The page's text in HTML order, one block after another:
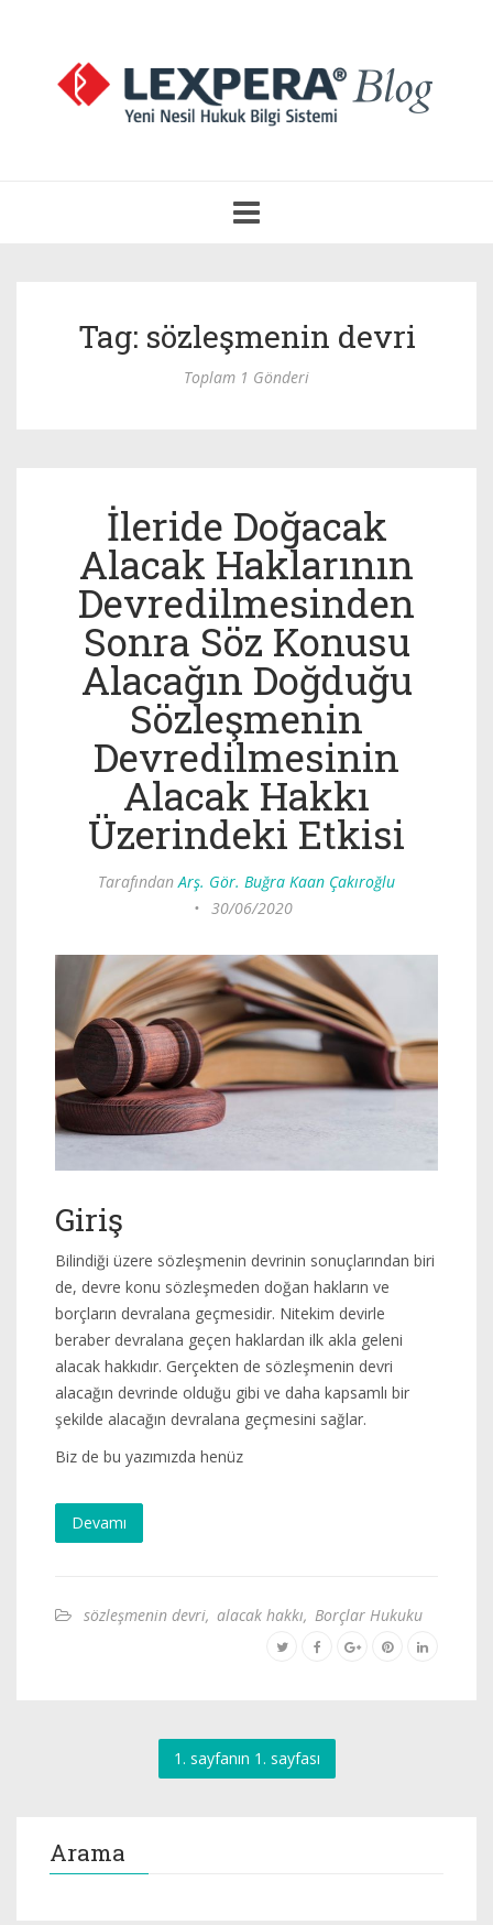
Aç
Tag: sözleşmenin devri
Toplam 1 Gönderi
İleride Doğacak
Alacak Haklarının
Devredilmesinden
Sonra Söz Konusu
Alacağın Doğduğu
Sözleşmenin
Devredilmesinin
Alacak Hakkı
Üzerindeki Etkisi
TarafındanArş. Gör. Buğra Kaan Çakıroğlu
• 30/06/2020
Giriş
Bilindiği üzere sözleşmenin devrinin sonuçlarından biri
de, devre konu sözleşmeden doğan hakların ve
borçların devralana geçmesidir. Nitekim devirle
beraber devralana geçen haklardan ilk akla geleni
alacak hakkıdır. Gerçekten de sözleşmenin devri
alacağın devrinde olduğu gibi ve daha kapsamlı bir
şekilde alacağın devralana geçmesini sağlar.
Biz de bu yazımızda henüz
Devamı
sözleşmenin devri, alacak hakkı, Borçlar Hukuku
1. sayfanın 1. sayfası
Arama